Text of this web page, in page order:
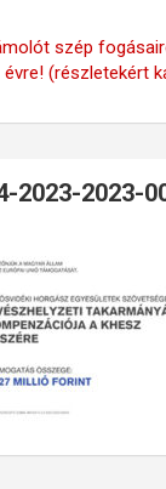
szép
(részletekért
2023-2023-